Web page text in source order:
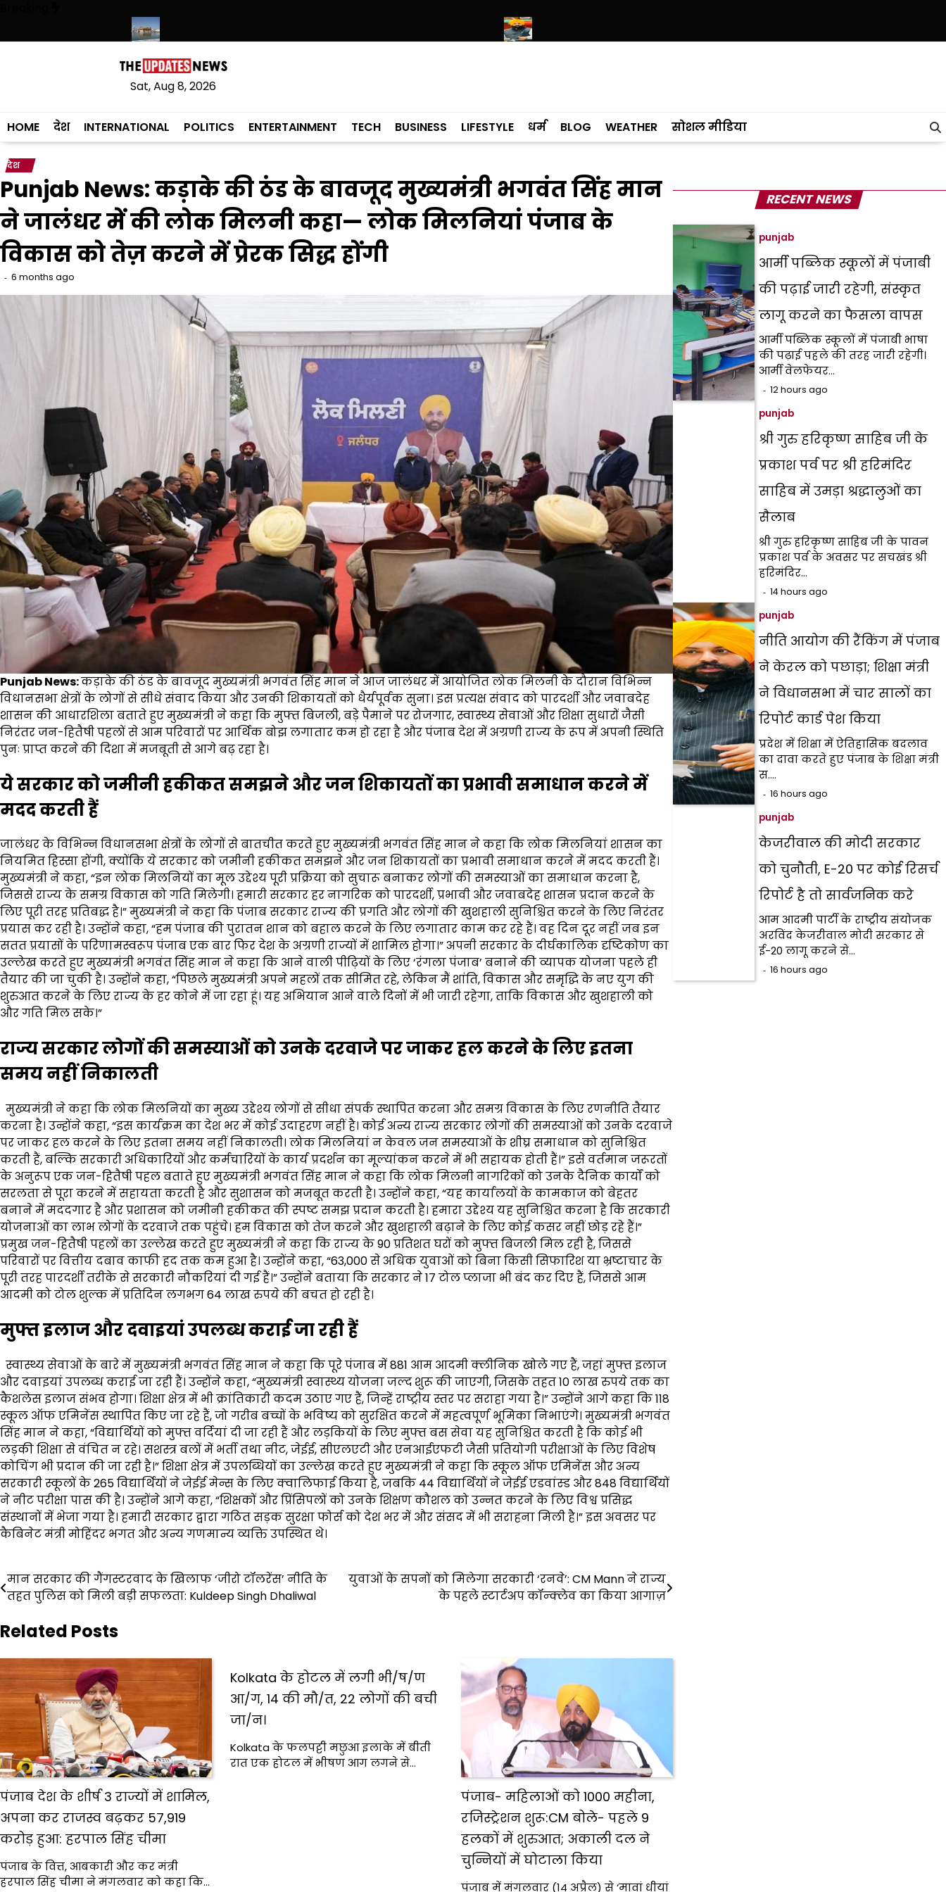
content
श्री गुरु हरिकृष्ण साहिब जी के प्रकाश पर्व पर श्री हरिमंदिर साहिब में उमड़ा श्रद्धालुओं का सैलाब
Sat, Aug 8, 2026
HOME देश INTERNATIONAL POLITICS ENTERTAINMENT TECH BUSINESS LIFESTYLE धर्म BLOG WEATHER सोशल मीडिया
देश
Punjab News: कड़ाके की ठंड के बावजूद मुख्यमंत्री भगवंत सिंह मान
ने जालंधर में की लोक मिलनी कहा— लोक मिलनियां पंजाब के
विकास को तेज़ करने में प्रेरक सिद्ध होंगी
6 months ago
Punjab News:कड़ाके की ठंड के बावजूद मुख्यमंत्री भगवंत सिंह मान ने आज जालंधर में आयोजित लोक मिलनी के दौरान विभिन्न
विधानसभा क्षेत्रों के लोगों से सीधे संवाद किया और उनकी शिकायतों को धैर्यपूर्वक सुना। इस प्रत्यक्ष संवाद को पारदर्शी और जवाबदेह
शासन की आधारशिला बताते हुए मुख्यमंत्री ने कहा कि मुफ्त बिजली, बड़े पैमाने पर रोजगार, स्वास्थ्य सेवाओं और शिक्षा सुधारों जैसी
निरंतर जन-हितैषी पहलों से आम परिवारों पर आर्थिक बोझ लगातार कम हो रहा है और पंजाब देश में अग्रणी राज्य के रूप में अपनी स्थिति
पुनः प्राप्त करने की दिशा में मजबूती से आगे बढ़ रहा है।
ये सरकार को जमीनी हकीकत समझने और जन शिकायतों का प्रभावी समाधान करने में
मदद करती हैं
जालंधर के विभिन्न विधानसभा क्षेत्रों के लोगों से बातचीत करते हुए मुख्यमंत्री भगवंत सिंह मान ने कहा कि लोक मिलनियां शासन का
नियमित हिस्सा होंगी, क्योंकि ये सरकार को जमीनी हकीकत समझने और जन शिकायतों का प्रभावी समाधान करने में मदद करती हैं।
मुख्यमंत्री ने कहा, “इन लोक मिलनियों का मूल उद्देश्य पूरी प्रक्रिया को सुचारू बनाकर लोगों की समस्याओं का समाधान करना है,
जिससे राज्य के समग्र विकास को गति मिलेगी। हमारी सरकार हर नागरिक को पारदर्शी, प्रभावी और जवाबदेह शासन प्रदान करने के
लिए पूरी तरह प्रतिबद्ध है।” मुख्यमंत्री ने कहा कि पंजाब सरकार राज्य की प्रगति और लोगों की खुशहाली सुनिश्चित करने के लिए निरंतर
प्रयास कर रही है। उन्होंने कहा, “हम पंजाब की पुरातन शान को बहाल करने के लिए लगातार काम कर रहे हैं। वह दिन दूर नहीं जब इन
सतत प्रयासों के परिणामस्वरूप पंजाब एक बार फिर देश के अग्रणी राज्यों में शामिल होगा।” अपनी सरकार के दीर्घकालिक दृष्टिकोण का
उल्लेख करते हुए मुख्यमंत्री भगवंत सिंह मान ने कहा कि आने वाली पीढ़ियों के लिए ‘रंगला पंजाब’ बनाने की व्यापक योजना पहले ही
तैयार की जा चुकी है। उन्होंने कहा, “पिछले मुख्यमंत्री अपने महलों तक सीमित रहे, लेकिन मैं शांति, विकास और समृद्धि के नए युग की
शुरुआत करने के लिए राज्य के हर कोने में जा रहा हूं। यह अभियान आने वाले दिनों में भी जारी रहेगा, ताकि विकास और खुशहाली को
और गति मिल सके।”
राज्य सरकार लोगों की समस्याओं को उनके दरवाजे पर जाकर हल करने के लिए इतना
समय नहीं निकालती
मुख्यमंत्री ने कहा कि लोक मिलनियों का मुख्य उद्देश्य लोगों से सीधा संपर्क स्थापित करना और समग्र विकास के लिए रणनीति तैयार
करना है। उन्होंने कहा, “इस कार्यक्रम का देश भर में कोई उदाहरण नहीं है। कोई अन्य राज्य सरकार लोगों की समस्याओं को उनके दरवाजे
पर जाकर हल करने के लिए इतना समय नहीं निकालती। लोक मिलनियां न केवल जन समस्याओं के शीघ्र समाधान को सुनिश्चित
करती हैं, बल्कि सरकारी अधिकारियों और कर्मचारियों के कार्य प्रदर्शन का मूल्यांकन करने में भी सहायक होती हैं।” इसे वर्तमान जरूरतों
के अनुरूप एक जन-हितैषी पहल बताते हुए मुख्यमंत्री भगवंत सिंह मान ने कहा कि लोक मिलनी नागरिकों को उनके दैनिक कार्यों को
सरलता से पूरा करने में सहायता करती है और सुशासन को मजबूत करती है। उन्होंने कहा, “यह कार्यालयों के कामकाज को बेहतर
बनाने में मददगार है और प्रशासन को जमीनी हकीकत की स्पष्ट समझ प्रदान करती है। हमारा उद्देश्य यह सुनिश्चित करना है कि सरकारी
योजनाओं का लाभ लोगों के दरवाजे तक पहुंचे। हम विकास को तेज करने और खुशहाली बढ़ाने के लिए कोई कसर नहीं छोड़ रहे हैं।”
प्रमुख जन-हितैषी पहलों का उल्लेख करते हुए मुख्यमंत्री ने कहा कि राज्य के 90 प्रतिशत घरों को मुफ्त बिजली मिल रही है, जिससे
परिवारों पर वित्तीय दबाव काफी हद तक कम हुआ है। उन्होंने कहा, “63,000 से अधिक युवाओं को बिना किसी सिफारिश या भ्रष्टाचार के
पूरी तरह पारदर्शी तरीके से सरकारी नौकरियां दी गई हैं।” उन्होंने बताया कि सरकार ने 17 टोल प्लाजा भी बंद कर दिए हैं, जिससे आम
आदमी को टोल शुल्क में प्रतिदिन लगभग 64 लाख रुपये की बचत हो रही है।
मुफ्त इलाज और दवाइयां उपलब्ध कराई जा रही हैं
स्वास्थ्य सेवाओं के बारे में मुख्यमंत्री भगवंत सिंह मान ने कहा कि पूरे पंजाब में 881 आम आदमी क्लीनिक खोले गए हैं, जहां मुफ्त इलाज
और दवाइयां उपलब्ध कराई जा रही हैं। उन्होंने कहा, “मुख्यमंत्री स्वास्थ्य योजना जल्द शुरू की जाएगी, जिसके तहत 10 लाख रुपये तक का
कैशलेस इलाज संभव होगा। शिक्षा क्षेत्र में भी क्रांतिकारी कदम उठाए गए हैं, जिन्हें राष्ट्रीय स्तर पर सराहा गया है।” उन्होंने आगे कहा कि 118
स्कूल ऑफ एमिनेंस स्थापित किए जा रहे हैं, जो गरीब बच्चों के भविष्य को सुरक्षित करने में महत्वपूर्ण भूमिका निभाएंगे। मुख्यमंत्री भगवंत
सिंह मान ने कहा, “विद्यार्थियों को मुफ्त वर्दियां दी जा रही हैं और लड़कियों के लिए मुफ्त बस सेवा यह सुनिश्चित करती है कि कोई भी
लड़की शिक्षा से वंचित न रहे। सशस्त्र बलों में भर्ती तथा नीट, जेईई, सीएलएटी और एनआईएफटी जैसी प्रतियोगी परीक्षाओं के लिए विशेष
कोचिंग भी प्रदान की जा रही है।” शिक्षा क्षेत्र में उपलब्धियों का उल्लेख करते हुए मुख्यमंत्री ने कहा कि स्कूल ऑफ एमिनेंस और अन्य
सरकारी स्कूलों के 265 विद्यार्थियों ने जेईई मेन्स के लिए क्वालिफाई किया है, जबकि 44 विद्यार्थियों ने जेईई एडवांस्ड और 848 विद्यार्थियों
ने नीट परीक्षा पास की है। उन्होंने आगे कहा, “शिक्षकों और प्रिंसिपलों को उनके शिक्षण कौशल को उन्नत करने के लिए विश्व प्रसिद्ध
संस्थानों में भेजा गया है। हमारी सरकार द्वारा गठित सड़क सुरक्षा फोर्स को देश भर में और संसद में भी सराहना मिली है।” इस अवसर पर
कैबिनेट मंत्री मोहिंदर भगत और अन्य गणमान्य व्यक्ति उपस्थित थे।
Post
navigation
मान सरकार की गैंगस्टरवाद के खिलाफ ‘जीरो टॉलरेंस’ नीति के
तहत पुलिस को मिली बड़ी सफलता: Kuldeep Singh Dhaliwal
युवाओं के सपनों को मिलेगा सरकारी ‘रनवे’: CM Mann ने राज्य
के पहले स्टार्टअप कॉन्क्लेव का किया आगाज़
Related Posts
पंजाब देश के शीर्ष 3 राज्यों में शामिल,
अपना कर राजस्व बढ़कर ₹57,919
करोड़ हुआ: हरपाल सिंह चीमा
पंजाब के वित्त, आबकारी और कर मंत्री
हरपाल सिंह चीमा ने मंगलवार को कहा कि…
Kolkata के होटल में लगी भी/ष/ण
आ/ग, 14 की मौ/त, 22 लोगों की बची
जा/न।
Kolkata के फलपट्टी मछुआ इलाके में बीती
रात एक होटल में भीषण आग लगने से…
पंजाब- महिलाओं को ₹1000 महीना,
रजिस्ट्रेशन शुरू:CM बोले- पहले 9
हलकों में शुरुआत; अकाली दल ने
चुन्नियों में घोटाला किया
पंजाब में मंगलवार (14 अप्रैल) से ‘मावां धीयां
RECENT NEWS
punjab
आर्मी पब्लिक स्कूलों में पंजाबी
की पढ़ाई जारी रहेगी, संस्कृत
लागू करने का फैसला वापस
आर्मी पब्लिक स्कूलों में पंजाबी भाषा
की पढ़ाई पहले की तरह जारी रहेगी।
आर्मी वेलफेयर…
12 hours ago
punjab
श्री गुरु हरिकृष्ण साहिब जी के
प्रकाश पर्व पर श्री हरिमंदिर
साहिब में उमड़ा श्रद्धालुओं का
सैलाब
श्री गुरु हरिकृष्ण साहिब जी के पावन
प्रकाश पर्व के अवसर पर सचखंड श्री
हरिमंदिर…
14 hours ago
punjab
नीति आयोग की रैंकिंग में पंजाब
ने केरल को पछाड़ा; शिक्षा मंत्री
ने विधानसभा में चार सालों का
रिपोर्ट कार्ड पेश किया
प्रदेश में शिक्षा में ऐतिहासिक बदलाव
का दावा करते हुए पंजाब के शिक्षा मंत्री
स.…
16 hours ago
punjab
केजरीवाल की मोदी सरकार
को चुनौती, E-20 पर कोई रिसर्च
रिपोर्ट है तो सार्वजनिक करे
आम आदमी पार्टी के राष्ट्रीय संयोजक
अरविंद केजरीवाल मोदी सरकार से
ई-20 लागू करने से…
16 hours ago